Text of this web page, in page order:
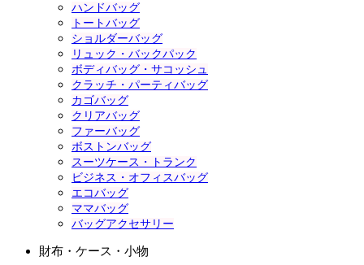
ハンドバッグ
トートバッグ
ショルダーバッグ
リュック・バックパック
ボディバッグ・サコッシュ
クラッチ・パーティバッグ
カゴバッグ
クリアバッグ
ファーバッグ
ボストンバッグ
スーツケース・トランク
ビジネス・オフィスバッグ
エコバッグ
ママバッグ
バッグアクセサリー
財布・ケース・小物